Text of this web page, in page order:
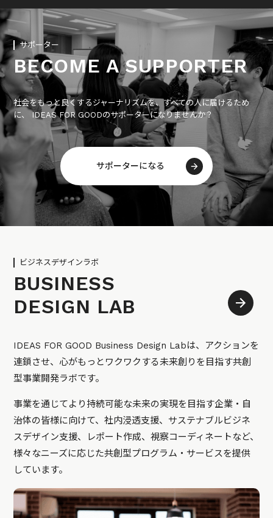
サポーター
BECOME A SUPPORTER
社会をもっと良くするジャーナリズムを、すべての人に届けるため
に、 IDEAS FOR GOODのサポーターになりませんか？
サポーターになる
ビジネスデザインラボ
BUSINESS
DESIGN LAB
IDEAS FOR GOOD Business Design Labは、アクションを
連鎖させ、心がもっとワクワクする未来創りを目指す共創
型事業開発ラボです。
事業を通じてより持続可能な未来の実現を目指す企業・自
治体の皆様に向けて、社内浸透支援、サステナブルビジネ
スデザイン支援、レポート作成、視察コーディネートなど、
様々なニーズに応じた共創型プログラム・サービスを提供
しています。